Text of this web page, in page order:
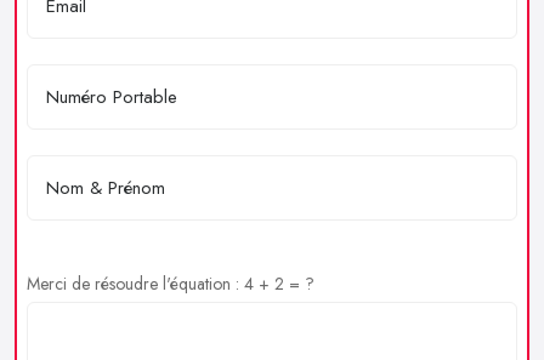
Merci de résoudre l'équation : 4 + 2 = ?